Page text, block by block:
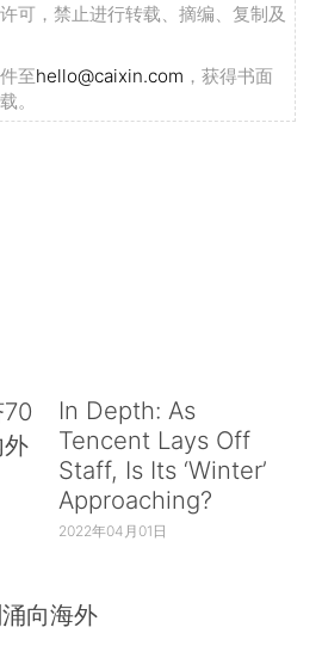
可，禁止进行转载、摘编、复制及
至hello@caixin.com ，获得书面
。
In Depth: As
Tencent Lays Off
Staff, Is Its ‘Winter’
Approaching?
2022年04月01日
向海外